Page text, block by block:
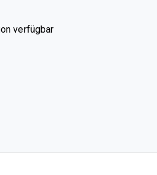
verfügbar